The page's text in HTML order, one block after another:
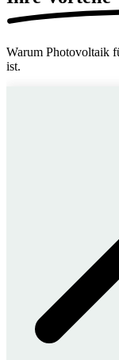
Warum Photovoltaik
ist.